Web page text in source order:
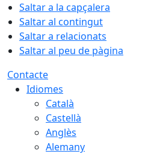
Saltar a la capçalera
Saltar al contingut
Saltar a relacionats
Saltar al peu de pàgina
Contacte
Idiomes
Català
Castellà
Anglès
Alemany